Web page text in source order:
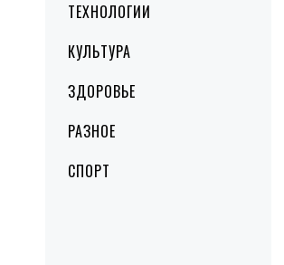
ТЕХНОЛОГИИ
КУЛЬТУРА
ЗДОРОВЬЕ
РАЗНОЕ
СПОРТ